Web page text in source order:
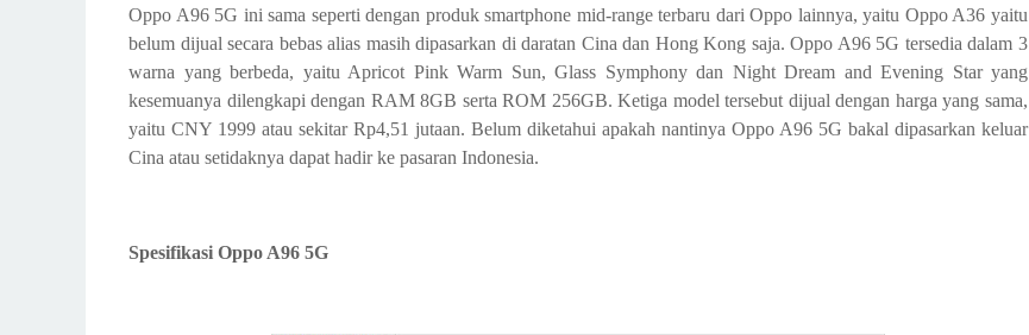
Oppo A96 5G ini sama seperti dengan produk smartphone mid-range terbaru dari Oppo lainnya, yaitu Oppo A36 yaitu
belum dijual secara bebas alias masih dipasarkan di daratan Cina dan Hong Kong saja. Oppo A96 5G tersedia dalam 3
warna yang berbeda, yaitu Apricot Pink Warm Sun, Glass Symphony dan Night Dream and Evening Star yang
kesemuanya dilengkapi dengan RAM 8GB serta ROM 256GB. Ketiga model tersebut dijual dengan harga yang sama,
yaitu CNY 1999 atau sekitar Rp4,51 jutaan. Belum diketahui apakah nantinya Oppo A96 5G bakal dipasarkan keluar
Cina atau setidaknya dapat hadir ke pasaran Indonesia.
Spesifikasi Oppo A96 5G